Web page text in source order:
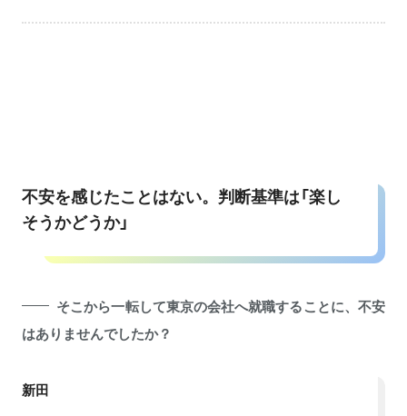
不安を感じたことはない。判断基準は「楽し
そうかどうか」
そこから一転して東京の会社へ就職することに、不安
はありませんでしたか？
新田